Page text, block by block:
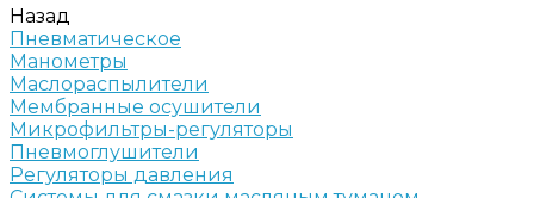
Назад
Пневматическое
Манометры
Маслораспылители
Мембранные осушители
Микрофильтры-регуляторы
Пневмоглушители
Регуляторы давления